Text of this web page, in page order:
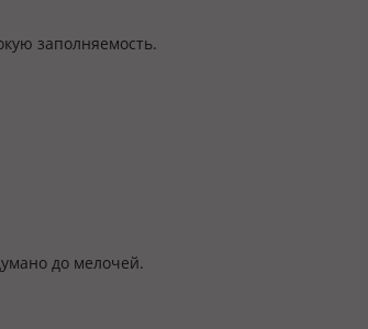
заполняемость.
до мелочей.